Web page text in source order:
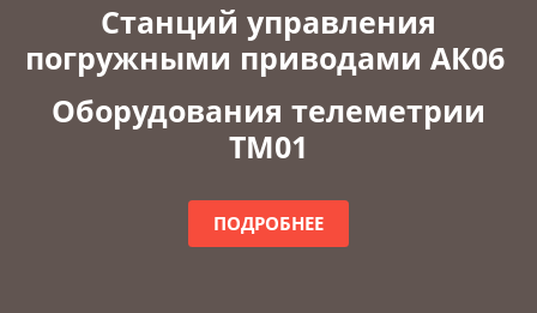
Станций управления
погружными приводами АК06
Оборудования телеметрии
ТМ01
ПОДРОБНЕЕ